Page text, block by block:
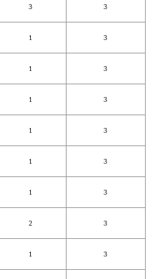
3 3
1 3
1 3
1 3
1 3
1 3
1 3
2 3
1 3